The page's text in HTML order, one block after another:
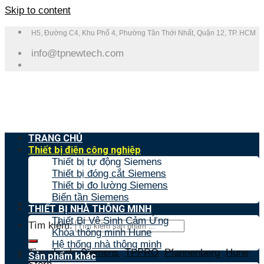
Skip to content
H5, Đường C4, Khu Phố 4, Phường Tân Thới Nhất, Quận 12, TP. HCM
info@tpnewtech.com
Tìm kiếm:
Tìm nhanh:Siemens,TPPRO,Pfannenberg,Hune,
TRANG CHỦ
Thiết bị điện công nghiệp
Thiết bị tự động Siemens
Thiết bị đóng cắt Siemens
Thiết bị đo lường Siemens
Biến tần Siemens
THIẾT BỊ NHÀ THÔNG MINH
Thiết Bị Vệ Sinh Cảm Ứng
Khóa thông minh Hune
Hệ thống nhà thông minh
Sản phẩm khác